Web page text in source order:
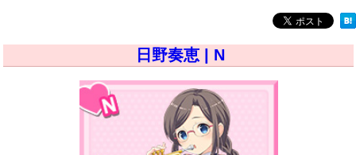
日野奏恵 | N